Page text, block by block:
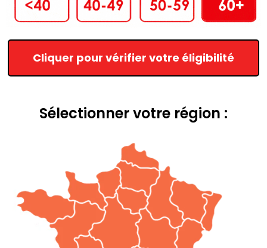
Cliquer pour vérifier votre éligibilité
Sélectionner votre région :